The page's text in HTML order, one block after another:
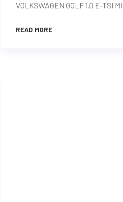
VOLKSWAGEN GOLF 1.0 E-TSI
READ MORE